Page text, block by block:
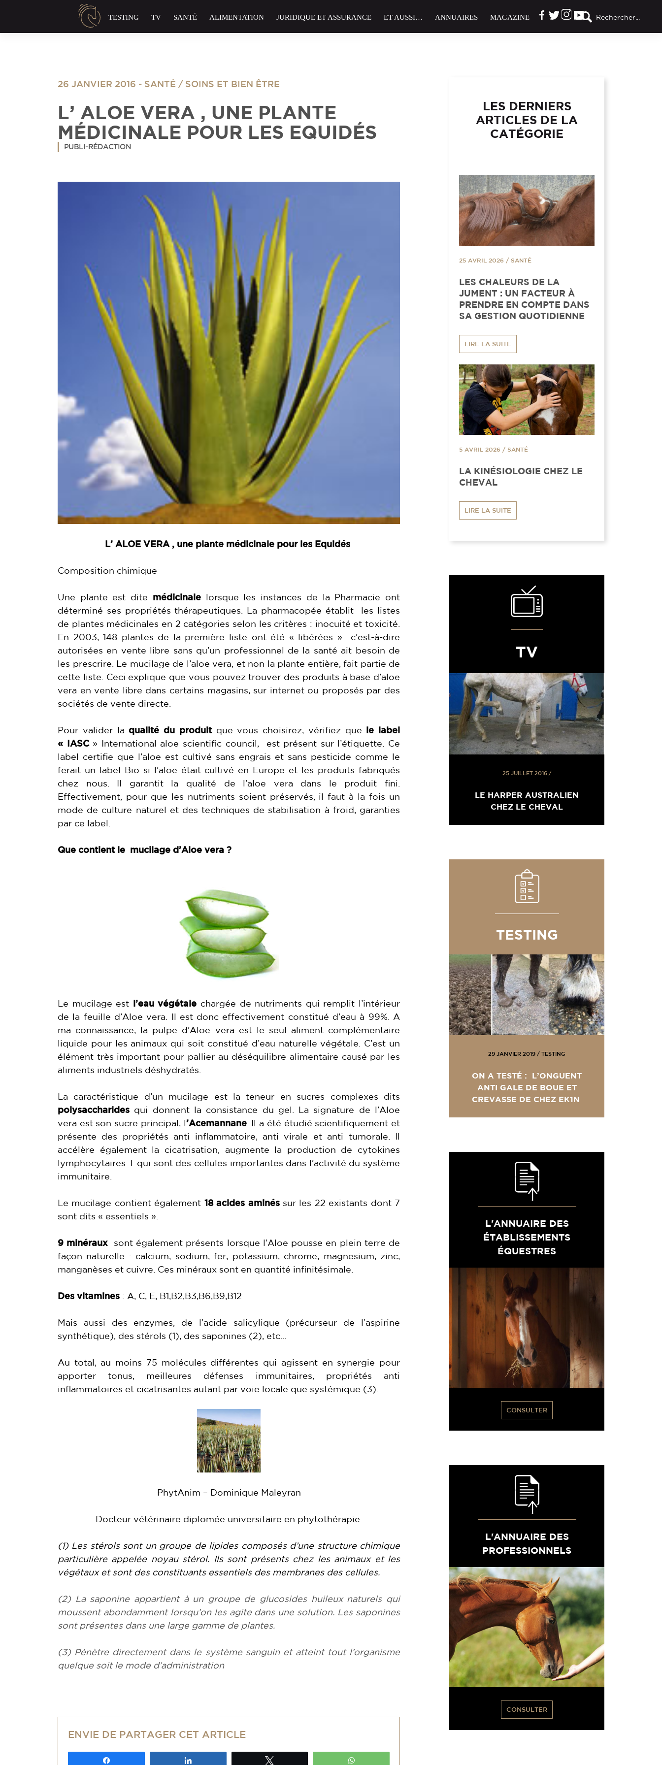
Rechercher...
TESTING TV SANTÉ ALIMENTATION JURIDIQUE ET ASSURANCE ET AUSSI… ANNUAIRES MAGAZINE
26 JANVIER 2016 - SANTÉ / SOINS ET BIEN ÊTRE
L’ ALOE VERA , UNE PLANTE
MÉDICINALE POUR LES EQUIDÉS
PUBLI-RÉDACTION
L’ ALOE VERA , une plante médicinale pour les Equidés
Composition chimique
Une plante est dite médicinalelorsque les instances de la Pharmacie ont
déterminé ses propriétés thérapeutiques. La pharmacopée établit les listes
de plantes médicinales en 2 catégories selon les critères : inocuité et toxicité.
En 2003, 148 plantes de la première liste ont été « libérées » c’est-à-dire
autorisées en vente libre sans qu’un professionnel de la santé ait besoin de
les prescrire. Le mucilage de l’aloe vera, et non la plante entière, fait partie de
cette liste. Ceci explique que vous pouvez trouver des produits à base d’aloe
vera en vente libre dans certains magasins, sur internet ou proposés par des
sociétés de vente directe.
Pour valider laqualité du produitque vous choisirez, vérifiez que le label
« IASC» International aloe scientific council, est présent sur l’étiquette. Ce
label certifie que l’aloe est cultivé sans engrais et sans pesticide comme le
ferait un label Bio si l’aloe était cultivé en Europe et les produits fabriqués
chez nous. Il garantit la qualité de l’aloe vera dans le produit fini.
Effectivement, pour que les nutriments soient préservés, il faut à la fois un
mode de culture naturel et des techniques de stabilisation à froid, garanties
par ce label.
Que contient le mucilage d’Aloe vera ?
Le mucilage est l’eau végétale chargée de nutriments qui remplit l’intérieur
de la feuille d’Aloe vera. Il est donc effectivement constitué d’eau à 99%. A
ma connaissance, la pulpe d’Aloe vera est le seul aliment complémentaire
liquide pour les animaux qui soit constitué d’eau naturelle végétale. C’est un
élément très important pour pallier au déséquilibre alimentaire causé par les
aliments industriels déshydratés.
La caractéristique d’un mucilage est la teneur en sucres complexes dits
polysaccharides qui donnent la consistance du gel. La signature de l’Aloe
vera est son sucre principal, l’Acemannane. Il a été étudié scientifiquement et
présente des propriétés anti inflammatoire, anti virale et anti tumorale. Il
accélère également la cicatrisation, augmente la production de cytokines
lymphocytaires T qui sont des cellules importantes dans l’activité du système
immunitaire.
Le mucilage contient également 18 acides aminéssur les 22 existants dont 7
sont dits « essentiels ».
9 minéraux
sont également présents lorsque l’Aloe pousse en plein terre de
façon naturelle : calcium, sodium, fer, potassium, chrome, magnesium, zinc,
manganèses et cuivre. Ces minéraux sont en quantité infinitésimale.
Des vitamines : A, C, E, B1,B2,B3,B6,B9,B12
Mais aussi des enzymes, de l’acide salicylique (précurseur de l’aspirine
synthétique), des stérols (1), des saponines (2), etc…
Au total, au moins 75 molécules différentes qui agissent en synergie pour
apporter tonus, meilleures défenses immunitaires, propriétés anti
inflammatoires et cicatrisantes autant par voie locale que systémique (3).
PhytAnim – Dominique Maleyran
Docteur vétérinaire diplomée universitaire en phytothérapie
(1) Les stérols sont un groupe de lipides composés d’une structure chimique
particulière appelée noyau stérol. Ils sont présents chez les animaux et les
végétaux et sont des constituants essentiels des membranes des cellules.
(2) La saponine appartient à un groupe de glucosides huileux naturels qui
moussent abondamment lorsqu’on les agite dans une solution. Les saponines
sont présentes dans une large gamme de plantes.
(3) Pénètre directement dans le système sanguin et atteint tout l’organisme
quelque soit le mode d’administration
ENVIE DE PARTAGER CET ARTICLE
LES DERNIERS
ARTICLES DE LA
CATÉGORIE
25 AVRIL 2026 / SANTÉ
LES CHALEURS DE LA
JUMENT : UN FACTEUR À
PRENDRE EN COMPTE DANS
SA GESTION QUOTIDIENNE
LIRE LA SUITE
5 AVRIL 2026 / SANTÉ
LA KINÉSIOLOGIE CHEZ LE
CHEVAL
LIRE LA SUITE
TV
25 JUILLET 2016/
LE HARPER AUSTRALIEN
CHEZ LE CHEVAL
TESTING
29 JANVIER 2019 / TESTING
ON A TESTÉ : L’ONGUENT
ANTI GALE DE BOUE ET
CREVASSE DE CHEZ EK1N
L'ANNUAIRE DES
ÉTABLISSEMENTS
ÉQUESTRES
CONSULTER
L'ANNUAIRE DES
PROFESSIONNELS
CONSULTER
Panneau de gestion des cookies